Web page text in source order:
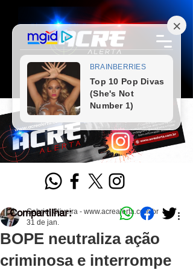
BOPE neutraliza ação
criminosa e interrompe
Gabriel Oliveira - www.acrealerta.com.br
31 de jan.
Compartilhar: